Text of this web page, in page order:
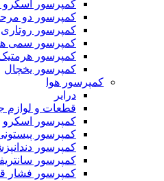
کمپرسور اسکرو
کمپرسور دو
کمپرسور روتاری
کمپرسور سمی
کمپرسور
کمپرسور یخچال
کمپرسور هوا
درایر
قطعات و لوازم
کمپرسور اسکرو
کمپرسور
کمپرسور
کمپرسور
کمپرسور فشار